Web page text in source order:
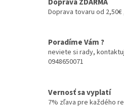
Doprava tovaru od 2,50€
Poradíme Vám ?
neviete si rady,
0948650071
Vernosť sa vyplatí
7% zľava pre každého